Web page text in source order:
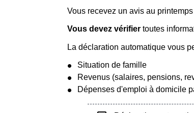
Vous recevez un avis au
Vous devez vérifier toutes
La déclaration automatique vous
Situation de famille
Revenus (salaires, pensions,
Dépenses d'emploi à domicile